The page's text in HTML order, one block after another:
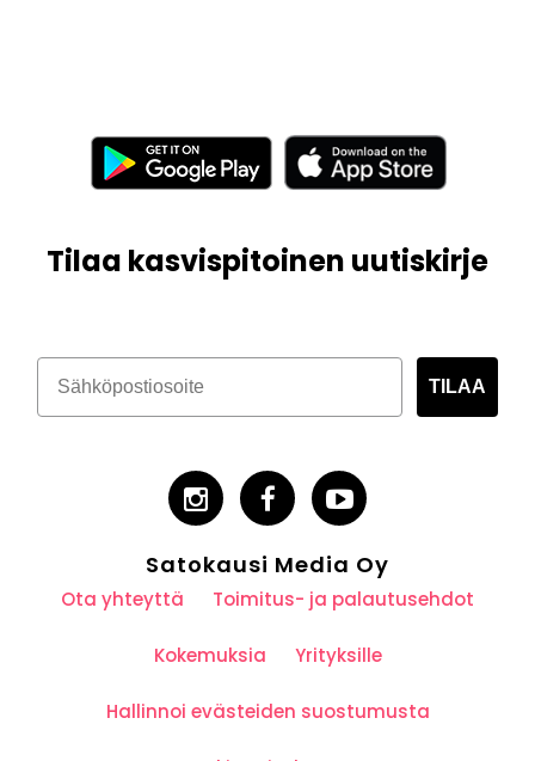
Tilaa kasvispitoinen uutiskirje
TILAA
Satokausi Media Oy
Ota yhteyttä Toimitus- ja palautusehdot
Kokemuksia Yrityksille
Hallinnoi evästeiden suostumusta